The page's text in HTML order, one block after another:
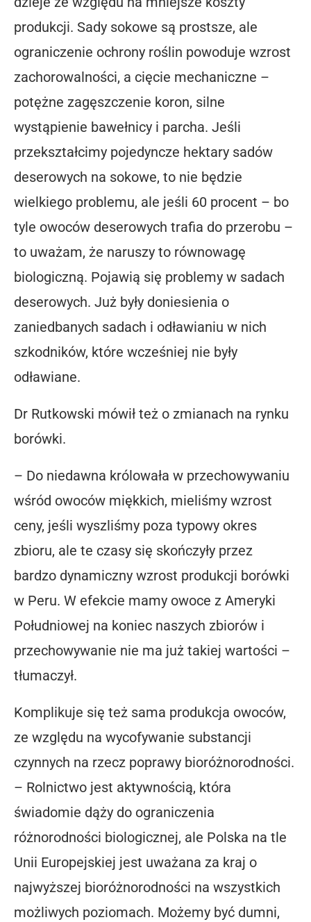
produkcji. Sady sokowe są prostsze, ale
ograniczenie ochrony roślin powoduje wzrost
zachorowalności, a cięcie mechaniczne –
potężne zagęszczenie koron, silne
wystąpienie bawełnicy i parcha. Jeśli
przekształcimy pojedyncze hektary sadów
deserowych na sokowe, to nie będzie
wielkiego problemu, ale jeśli 60 procent – bo
tyle owoców deserowych trafia do przerobu –
to uważam, że naruszy to równowagę
biologiczną. Pojawią się problemy w sadach
deserowych. Już były doniesienia o
zaniedbanych sadach i odławianiu w nich
szkodników, które wcześniej nie były
odławiane.
Dr Rutkowski mówił też o zmianach na rynku
borówki.
– Do niedawna królowała w przechowywaniu
wśród owoców miękkich, mieliśmy wzrost
ceny, jeśli wyszliśmy poza typowy okres
zbioru, ale te czasy się skończyły przez
bardzo dynamiczny wzrost produkcji borówki
w Peru. W efekcie mamy owoce z Ameryki
Południowej na koniec naszych zbiorów i
przechowywanie nie ma już takiej wartości –
tłumaczył.
Komplikuje się też sama produkcja owoców,
ze względu na wycofywanie substancji
czynnych na rzecz poprawy bioróżnorodności.
– Rolnictwo jest aktywnością, która
świadomie dąży do ograniczenia
różnorodności biologicznej, ale Polska na tle
Unii Europejskiej jest uważana za kraj o
najwyższej bioróżnorodności na wszystkich
możliwych poziomach. Możemy być dumni,